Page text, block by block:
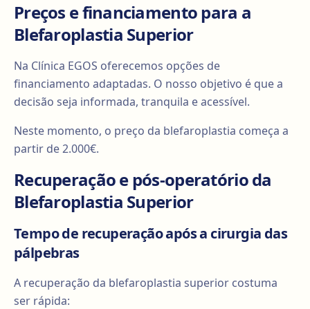
Preços e financiamento para a
Blefaroplastia Superior
Na Clínica EGOS oferecemos opções de
financiamento adaptadas. O nosso objetivo é que a
decisão seja informada, tranquila e acessível.
Neste momento, o preço da blefaroplastia começa a
partir de 2.000€.
Recuperação e pós-operatório da
Blefaroplastia Superior
Tempo de recuperação após a cirurgia das
pálpebras
A recuperação da blefaroplastia superior costuma
ser rápida: